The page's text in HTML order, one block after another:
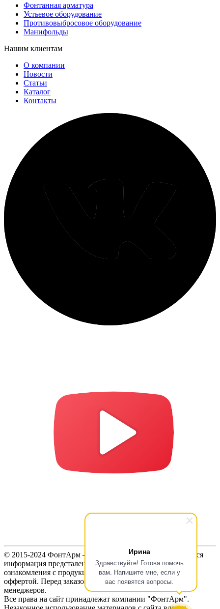
Ирина
Здравствуйте! Готова помочь
вам. Напишите мне, если у
вас появятся вопросы.
Фонтанная арматура
Устьевое оборудование
Противовыбросовое оборудование
Манифольды
Нашим клиентам
О компании
Новости
Статьи
Каталог
Контакты
© 2015-2024 ФонтАрм – фонтанная устьевая арматура. Вся
информация предсталенная на сайте предназначена для
ознакомления с продукцией и не является публичной
оффертой. Перед заказом продукции, уточняйте цены у
менеджеров.
Все права на сайт принадлежат компании "ФонтАрм".